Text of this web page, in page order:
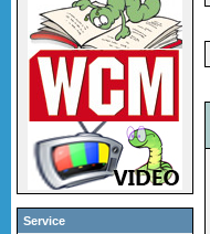
Service